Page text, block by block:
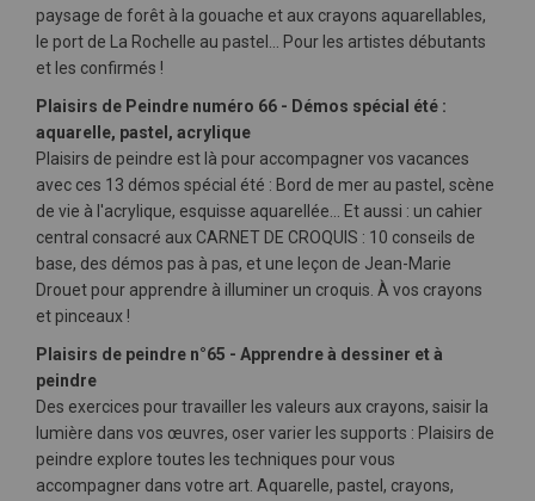
paysage de forêt à la gouache et aux crayons aquarellables,
le port de La Rochelle au pastel… Pour les artistes débutants
et les confirmés !
Plaisirs de Peindre numéro 66 - Démos spécial été :
aquarelle, pastel, acrylique
Plaisirs de peindre est là pour accompagner vos vacances
avec ces 13 démos spécial été : Bord de mer au pastel, scène
de vie à l'acrylique, esquisse aquarellée... Et aussi : un cahier
central consacré aux CARNET DE CROQUIS : 10 conseils de
base, des démos pas à pas, et une leçon de Jean-Marie
Drouet pour apprendre à illuminer un croquis. À vos crayons
et pinceaux !
Plaisirs de peindre n°65 - Apprendre à dessiner et à
peindre
Des exercices pour travailler les valeurs aux crayons, saisir la
lumière dans vos œuvres, oser varier les supports : Plaisirs de
peindre explore toutes les techniques pour vous
accompagner dans votre art. Aquarelle, pastel, crayons,